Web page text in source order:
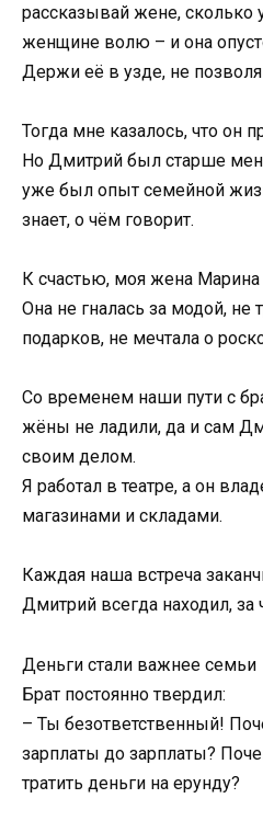
рассказывай жене, сколько
женщине волю – и она
Держи её в узде, не
Тогда мне казалось, что он
Но Дмитрий был старше
уже был опыт семейной
знает, о чём говорит.
К счастью, моя жена Марина
Она не гналась за модой, не
подарков, не мечтала о
Со временем наши пути с
жёны не ладили, да и сам
своим делом.
Я работал в театре, а он
магазинами и складами.
Каждая наша встреча
Дмитрий всегда находил, за
Деньги стали важнее семьи
Брат постоянно твердил:
– Ты безответственный!
зарплаты до зарплаты?
тратить деньги на ерунду?